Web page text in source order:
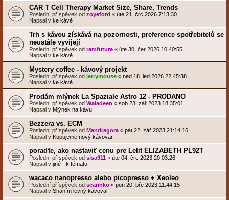
CAR T Cell Therapy Market Size, Share, Trends
Poslední příspěvek od zoyeford « úte 21. črc 2026 7:13:30
Napsal v ke kávě
Trh s kávou získává na pozornosti, preference spotřebitelů se
neustále vyvíjejí
Poslední příspěvek od ramfuture « úte 30. čer 2026 10:40:55
Napsal v ke kávě
Mystery coffee - kávový projekt
Poslední příspěvek od jerrymouse « ned 18. led 2026 22:45:38
Napsal v ke kávě
Prodám mlýnek La Spaziale Astro 12 - PRODANO
Poslední příspěvek od Waladeen « sob 23. zář 2023 18:35:01
Napsal v Mlýnek na kávu
Bezzera vs. ECM
Poslední příspěvek od Mandragora « pát 22. zář 2023 21:14:16
Napsal v Kupujeme nový kávovar
poraďte, ako nastaviť cenu pre Lelit ELIZABETH PL92T
Poslední příspěvek od sisa911 « úte 04. črc 2023 20:03:26
Napsal v jiné - k tématu
wacaco nanopresso alebo picopresso + Xeoleo
Poslední příspěvek od scarinko « pon 20. bře 2023 11:44:15
Napsal v Sháním levný kávovar